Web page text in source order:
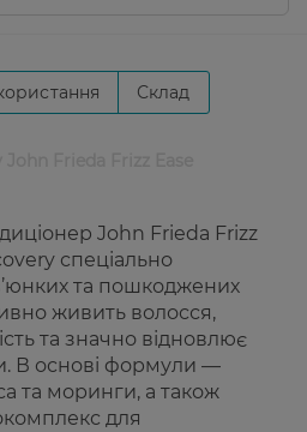
Склад
John Frieda Frizz
спеціально
та пошкоджених
живить волосся,
та значно відновлює
В основі формули —
та моринги, а також
для